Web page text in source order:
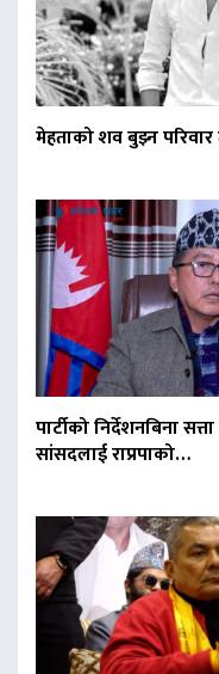
मेहताको शव बुझ्न परिवार
पार्टीको निर्देशनबिना
सांसदलाई राप्रपाको…